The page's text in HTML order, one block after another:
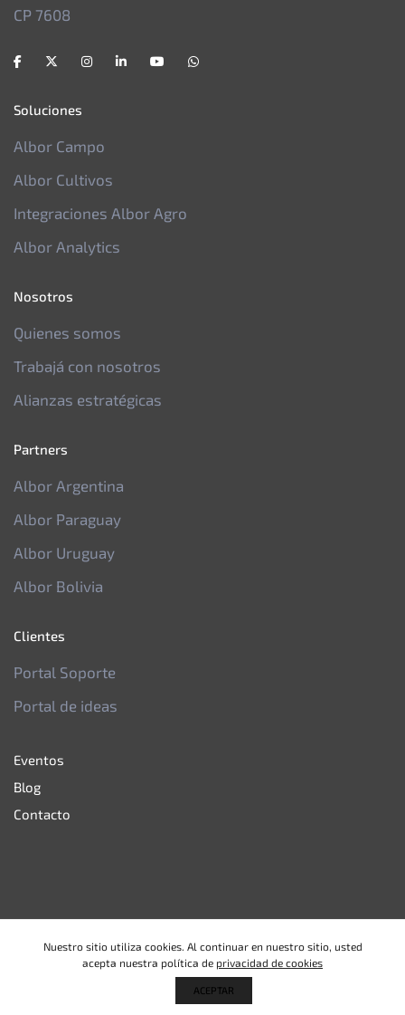
CP 7608
Soluciones
Albor Campo
Albor Cultivos
Integraciones Albor Agro
Albor Analytics
Nosotros
Quienes somos
Trabajá con nosotros
Alianzas estratégicas
Partners
Albor Argentina
Albor Paraguay
Albor Uruguay
Albor Bolivia
Clientes
Portal Soporte
Portal de ideas
Eventos
Blog
Contacto
Política de Calidad
Pymediar
Nuestro sitio utiliza cookies. Al continuar en nuestro sitio, usted
acepta nuestra política de privacidad de cookies
ACEPTAR